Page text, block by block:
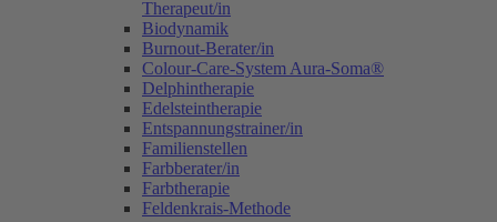
Therapeut/in
Biodynamik
Burnout-Berater/in
Colour-Care-System Aura-Soma®
Delphintherapie
Edelsteintherapie
Entspannungstrainer/in
Familienstellen
Farbberater/in
Farbtherapie
Feldenkrais-Methode